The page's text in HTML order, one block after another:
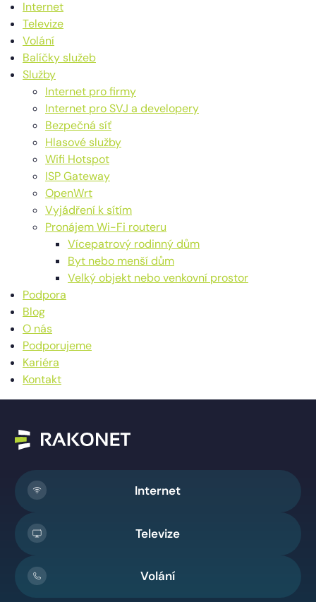
Internet
Televize
Volání
Balíčky služeb
Služby
Internet pro firmy
Internet pro SVJ a developery
Bezpečná síť
Hlasové služby
Wifi Hotspot
ISP Gateway
OpenWrt
Vyjádření k sítím
Pronájem Wi-Fi routeru
Vícepatrový rodinný dům
Byt nebo menší dům
Velký objekt nebo venkovní prostor
Podpora
Blog
O nás
Podporujeme
Kariéra
Kontakt
Internet
Televize
Volání